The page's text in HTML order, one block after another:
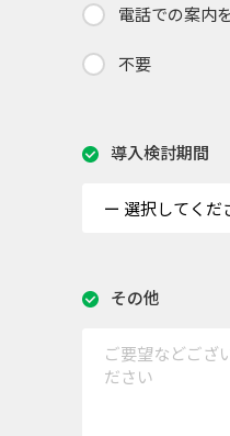
電話での案内
不要
導入検討期間
その他